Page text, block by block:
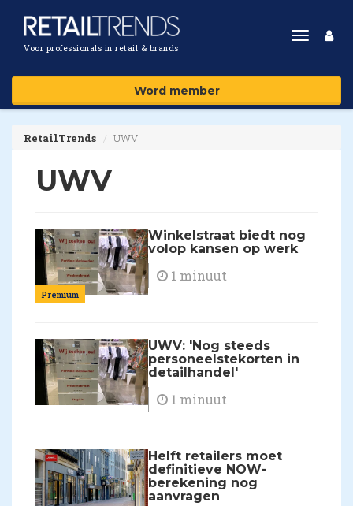
Voor professionals in retail & brands
Toggle
Word member
RetailTrends UWV
UWV
Premium
Winkelstraat biedt nog
volop kansen op werk
1 minuut
UWV: 'Nog steeds
personeelstekorten in
detailhandel'
1 minuut
Helft retailers moet
definitieve NOW-
berekening nog
aanvragen